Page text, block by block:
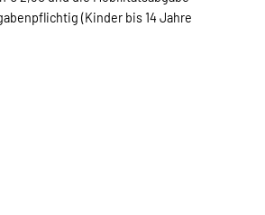
(Kinder bis 14 Jahre